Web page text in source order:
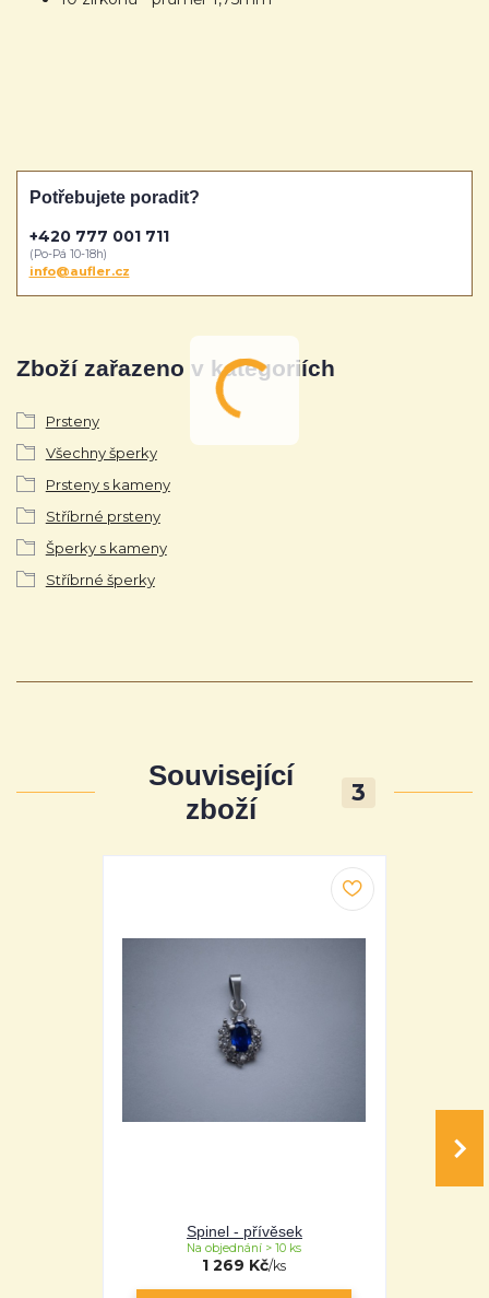
Zboží zařazeno v kategoriích
Prsteny
Všechny šperky
Prsteny s kameny
Stříbrné prsteny
Šperky s kameny
Stříbrné šperky
Potřebujete poradit?
+420 777 001 711
(Po-Pá 10-18h)
info@aufler.cz
Související
zboží
3
Spinel - přívěsek
1 269 Kč/ks
Na objednání > 10 ks